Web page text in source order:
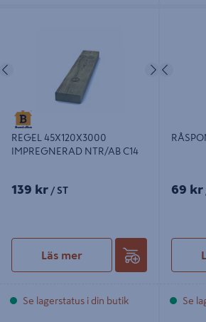
Nästa
REGEL 45X120X3000
IMPREGNERAD NTR/AB C14
139 kr / ST
Läs mer
Se lagerstatus i din butik
69 kr
Se